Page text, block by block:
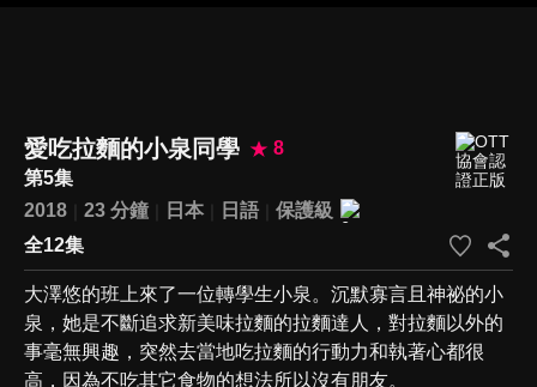
愛吃拉麵的小泉同學
8
第5集
2018
23 分鐘 日本 日語
保護級
全12集
大澤悠的班上來了一位轉學生小泉。沉默寡言且神祕的小
泉，她是不斷追求新美味拉麵的拉麵達人，對拉麵以外的
事毫無興趣，突然去當地吃拉麵的行動力和執著心都很
高，因為不吃其它食物的想法所以沒有朋友。